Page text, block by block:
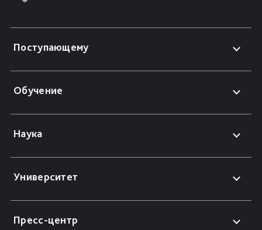
Поступающему
Обучение
Наука
Университет
Пресс-центр